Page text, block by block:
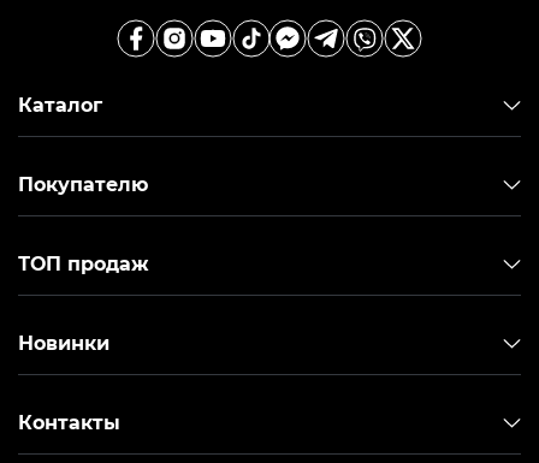
Каталог
Покупателю
ТОП продаж
Новинки
Контакты